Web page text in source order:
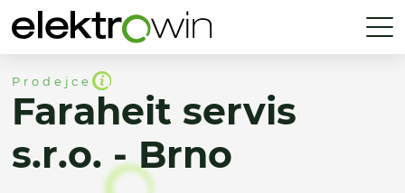
Prodejce
Faraheit servis
s.r.o. - Brno